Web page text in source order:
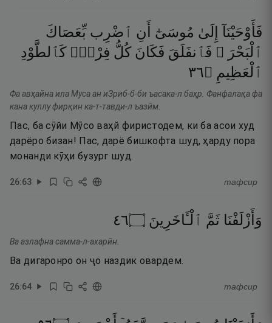
فَأَوْحَيْنَآ إِلَىٰ مُوسَىٰٓ أَنِ ٱضْرِب بِّعَصَاكَ
ٱلْبَحْرَ ۖ فَٱنفَلَقَ فَكَانَ كُلُّ فِرْقٍۢ كَٱلطَّوْدِ
ٱلْعَظِيمِ ۝٦٣
Фа авҳайна ила Муса ан иЗриб-б-би ъасака-л баҳр. Фанфалақа фа
кана куллу фирқин ка-т-тавди-л ъазӣм.
Пас, ба сӯйи Мӯсо ваҳй фиристодем, ки ба асои худ
дарёро бизан! Пас, дарё бишкофта шуд, ҳарду пора
монанди кӯҳи бузург шуд.
26:63 тафсир
وَأَزْلَفْنَا ثَمَّ ٱلْـَٔاخَرِينَ ۝٦٤
Ва азлафна самма-л-ахарӣн.
Ва дигаронро он ҷо наздик овардем.
26:64 тафсир